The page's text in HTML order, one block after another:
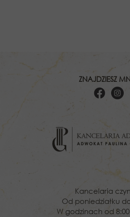
Kancelaria
Od poniedziałku
W godzinach od
ZNAJDZIESZ